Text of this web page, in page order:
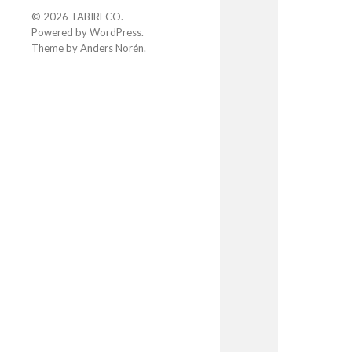
© 2026 TABIRECO.
Powered byWordPress.
Theme byAnders Norén.